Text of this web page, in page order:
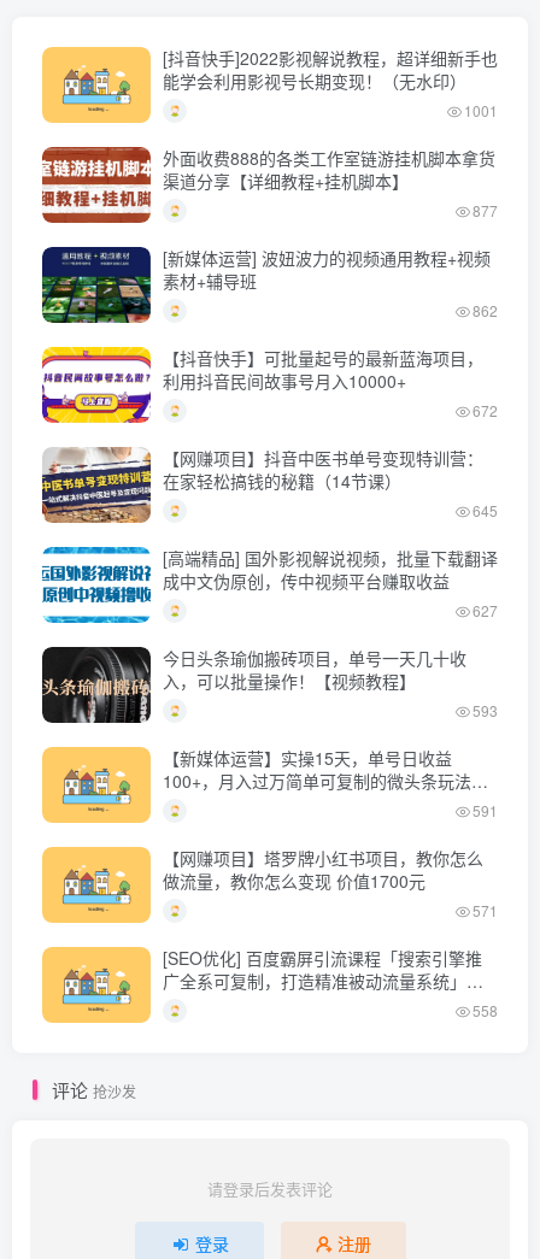
[抖音快手]2022影视解说教程，超详细新手也
能学会利用影视号长期变现！（无水印）
1001
外面收费888的各类工作室链游挂机脚本拿货
渠道分享【详细教程+挂机脚本】
877
[新媒体运营] 波妞波力的视频通用教程+视频
素材+辅导班
862
【抖音快手】可批量起号的最新蓝海项目，
利用抖音民间故事号月入10000+
672
【网赚项目】抖音中医书单号变现特训营：
在家轻松搞钱的秘籍（14节课）
645
[高端精品] 国外影视解说视频，批量下载翻译
成中文伪原创，传中视频平台赚取收益
627
今日头条瑜伽搬砖项目，单号一天几十收
入，可以批量操作！【视频教程】
593
【新媒体运营】实操15天，单号日收益
100+，月入过万简单可复制的微头条玩法
【付费文章】
591
【网赚项目】塔罗牌小红书项目，教你怎么
做流量，教你怎么变现 价值1700元
571
[SEO优化] 百度霸屏引流课程「搜索引擎推
广全系可复制，打造精准被动流量系统」附
带工具
558
评论 抢沙发
请登录后发表评论
登录 注册